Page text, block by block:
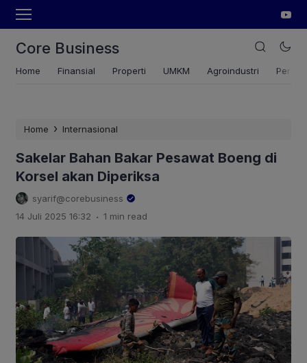
Core Business
Home Finansial Properti UMKM Agroindustri
Home › Internasional
Sakelar Bahan Bakar Pesawat Boeng di
Korsel akan Diperiksa
syarif@corebusiness
14 Juli 2025 16:32 . 1 min read